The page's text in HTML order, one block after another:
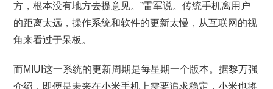
方，根本没有地方去提意见。”雷军说。传统手机离用户
的距离太远，操作系统和软件的更新太慢，从互联网的视
角来看过于呆板。
而MIUI这一系统的更新周期是每星期一个版本。据黎万强
介绍，即便是未来在小米手机上需要追求稳定，小米也将